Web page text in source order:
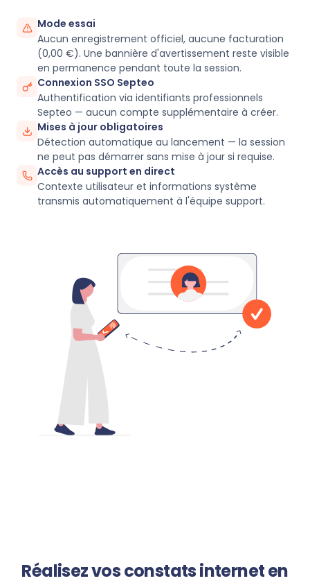
Mode essai
Aucun enregistrement officiel, aucune facturation
(0,00 €). Une bannière d'avertissement reste visible
en permanence pendant toute la session.
Connexion SSO Septeo
Authentification via identifiants professionnels
Septeo — aucun compte supplémentaire à créer.
Mises à jour obligatoires
Détection automatique au lancement — la session
ne peut pas démarrer sans mise à jour si requise.
Accès au support en direct
Contexte utilisateur et informations système
transmis automatiquement à l'équipe support.
Réalisez vos constats internet en